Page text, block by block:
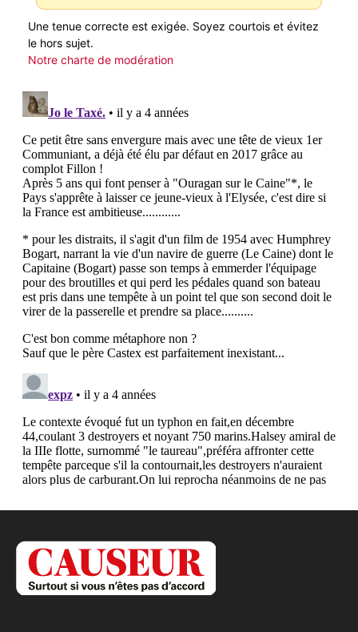
Une tenue correcte est exigée. Soyez courtois et évitez
le hors sujet.
Notre charte de modération